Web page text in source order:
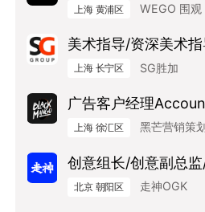
上海 黄浦区 WEGO 围观
美术指导/资深美术指
向）
上海 长宁区 SG胜加
广告客户经理
Manager
上海 徐汇区 黑芒营销策
创意组长/创意副总监
监（Art Base）
北京 朝阳区 走神OGK